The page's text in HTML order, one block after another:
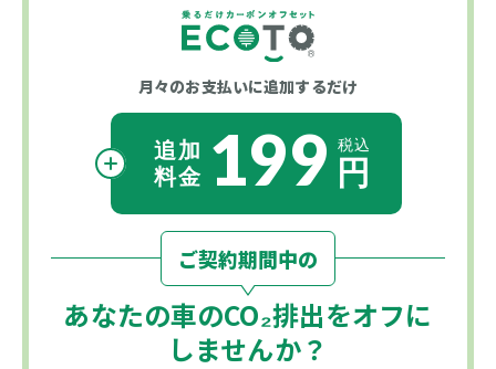
月々のお支払いに追加するだけ
199
ご契約期間中の
あなたの車のCO₂排出をオフに
しませんか？